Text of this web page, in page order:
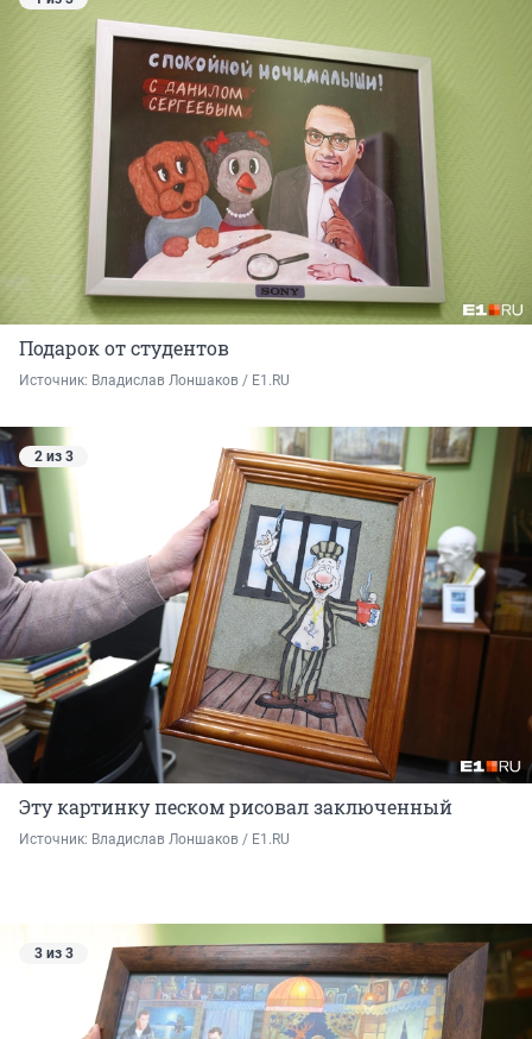
Подарок от студентов
Источник: Владислав Лоншаков / E1.RU
2 из 3
Эту картинку песком рисовал заключенный
Источник: Владислав Лоншаков / E1.RU
3 из 3